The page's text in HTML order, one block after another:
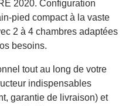
2020. Configuration
pied compact à la vaste
2 à 4 chambres adaptées
besoins.
tout au long de votre
indispensables
garantie de livraison) et